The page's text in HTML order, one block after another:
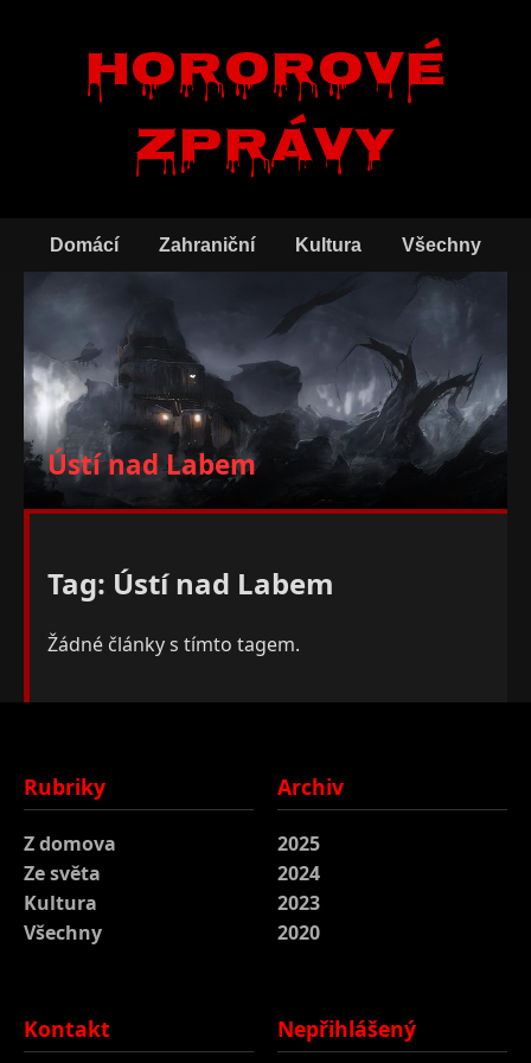
Hororové
zprávy
Domácí Zahraniční Kultura Všechny
Ústí nad Labem
Tag: Ústí nad Labem
Žádné články s tímto tagem.
Rubriky
Z domova
Ze světa
Kultura
Všechny
Archiv
2025
2024
2023
2020
Kontakt Nepřihlášený